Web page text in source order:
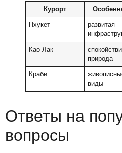
Курорт
Пхукет
развитая
Као Лак
природа
Краби
виды
Ответы на
вопросы